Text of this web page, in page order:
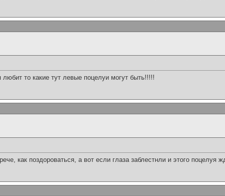
то какие тут левые поцелуи могут быть!!!!!
как поздороваться, а вот если глаза заблестнли и этого поцелуя